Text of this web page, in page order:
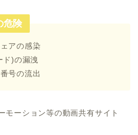
危険
アの感染
ド)の漏洩
号の流出
モーション等の動画共有サイト